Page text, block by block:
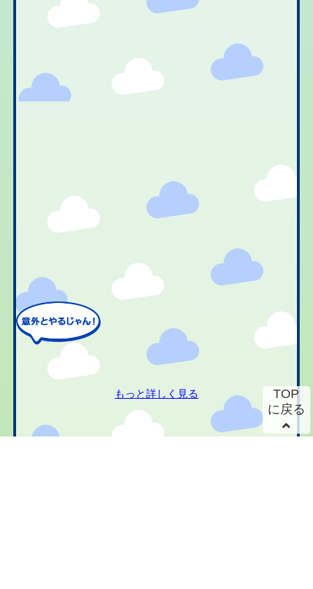
もっと詳しく見る
TOP
に戻る